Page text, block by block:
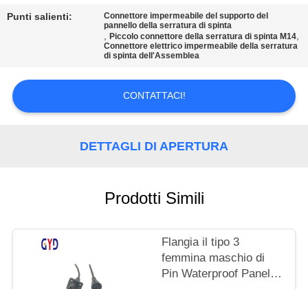
PRIVACY
Punti salienti:
Connettore impermeabile del supporto del
pannello della serratura di spinta
,Piccolo connettore della serratura di spinta M14,
Connettore elettrico impermeabile della serratura
di spinta dell'Assemblea
CONTATTACI!
DETTAGLI DI APERTURA
Prodotti Simili
Flangia il tipo 3
femmina maschio di
Pin Waterproof Panel